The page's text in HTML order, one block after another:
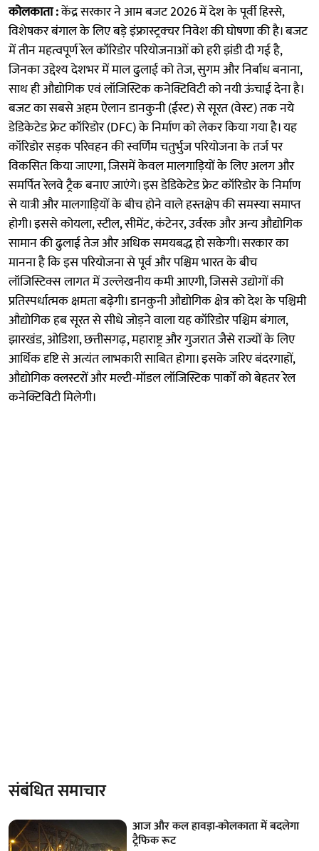
कोलकाता :केंद्र सरकार ने आम बजट 2026 में देश के पूर्वी हिस्से,
विशेषकर बंगाल के लिए बड़े इंफ्रास्ट्रक्चर निवेश की घोषणा की है। बजट
में तीन महत्वपूर्ण रेल कॉरिडोर परियोजनाओं को हरी झंडी दी गई है,
जिनका उद्देश्य देशभर में माल ढुलाई को तेज, सुगम और निर्बाध बनाना,
साथ ही औद्योगिक एवं लॉजिस्टिक कनेक्टिविटी को नयी ऊंचाई देना है।
बजट का सबसे अहम ऐलान डानकुनी (ईस्ट) से सूरत (वेस्ट) तक नये
डेडिकेटेड फ्रेट कॉरिडोर (DFC) के निर्माण को लेकर किया गया है। यह
कॉरिडोर सड़क परिवहन की स्वर्णिम चतुर्भुज परियोजना के तर्ज पर
विकसित किया जाएगा, जिसमें केवल मालगाड़ियों के लिए अलग और
समर्पित रेलवे ट्रैक बनाए जाएंगे। इस डेडिकेटेड फ्रेट कॉरिडोर के निर्माण
से यात्री और मालगाड़ियों के बीच होने वाले हस्तक्षेप की समस्या समाप्त
होगी। इससे कोयला, स्टील, सीमेंट, कंटेनर, उर्वरक और अन्य औद्योगिक
सामान की ढुलाई तेज और अधिक समयबद्ध हो सकेगी। सरकार का
मानना है कि इस परियोजना से पूर्व और पश्चिम भारत के बीच
लॉजिस्टिक्स लागत में उल्लेखनीय कमी आएगी, जिससे उद्योगों की
प्रतिस्पर्धात्मक क्षमता बढ़ेगी। डानकुनी औद्योगिक क्षेत्र को देश के पश्चिमी
औद्योगिक हब सूरत से सीधे जोड़ने वाला यह कॉरिडोर पश्चिम बंगाल,
झारखंड, ओडिशा, छत्तीसगढ़, महाराष्ट्र और गुजरात जैसे राज्यों के लिए
आर्थिक दृष्टि से अत्यंत लाभकारी साबित होगा। इसके जरिए बंदरगाहों,
औद्योगिक क्लस्टरों और मल्टी-मॉडल लॉजिस्टिक पार्कों को बेहतर रेल
कनेक्टिविटी मिलेगी।
संबंधित समाचार
आज और कल हावड़ा-कोलकाता में बदलेगा
ट्रैफिक रूट